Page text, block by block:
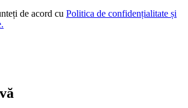
de acord cu Politica de confidențialitate și